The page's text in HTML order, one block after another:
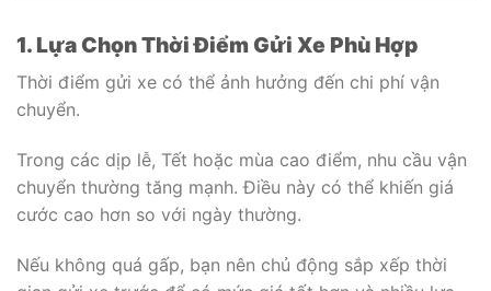
1. Lựa Chọn Thời Điểm Gửi Xe Phù Hợp
Thời điểm gửi xe có thể ảnh hưởng đến chi phí vận
chuyển.
Trong các dịp lễ, Tết hoặc mùa cao điểm, nhu cầu vận
chuyển thường tăng mạnh. Điều này có thể khiến giá
cước cao hơn so với ngày thường.
Nếu không quá gấp, bạn nên chủ động sắp xếp thời